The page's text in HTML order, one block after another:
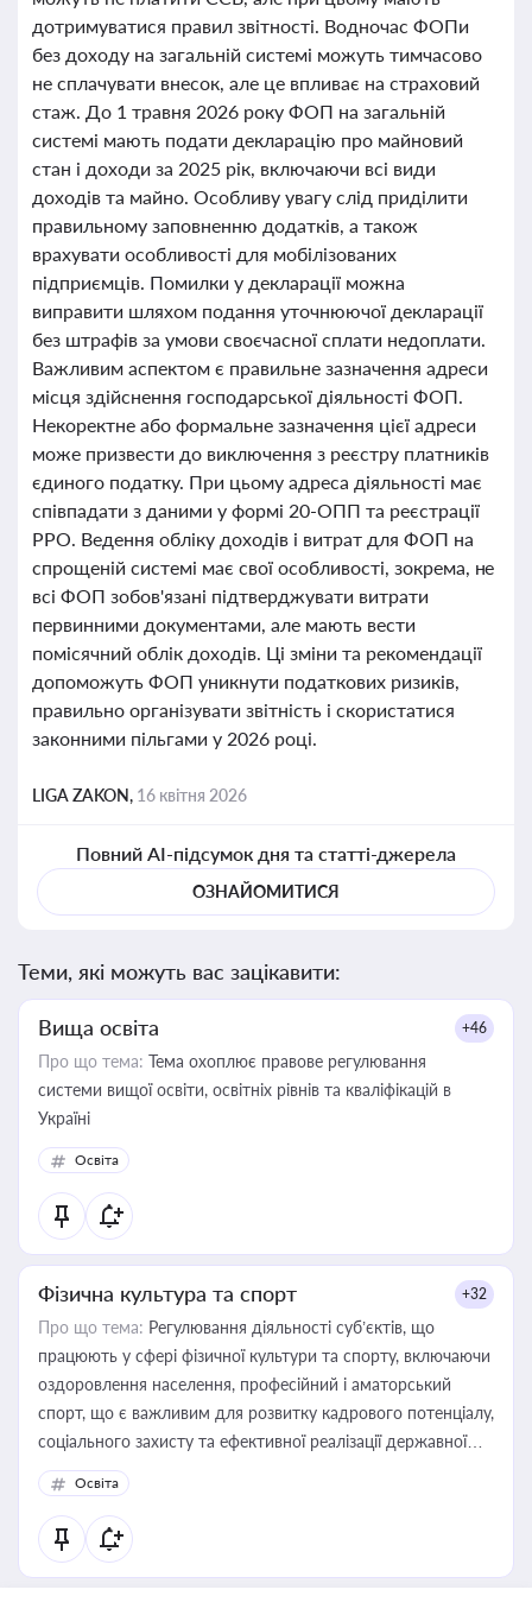
дотримуватися правил звітності. Водночас ФОПи
без доходу на загальній системі можуть тимчасово
не сплачувати внесок, але це впливає на страховий
стаж. До 1 травня 2026 року ФОП на загальній
системі мають подати декларацію про майновий
стан і доходи за 2025 рік, включаючи всі види
доходів та майно. Особливу увагу слід приділити
правильному заповненню додатків, а також
врахувати особливості для мобілізованих
підприємців. Помилки у декларації можна
виправити шляхом подання уточнюючої декларації
без штрафів за умови своєчасної сплати недоплати.
Важливим аспектом є правильне зазначення адреси
місця здійснення господарської діяльності ФОП.
Некоректне або формальне зазначення цієї адреси
може призвести до виключення з реєстру платників
єдиного податку. При цьому адреса діяльності має
співпадати з даними у формі 20-ОПП та реєстрації
РРО. Ведення обліку доходів і витрат для ФОП на
спрощеній системі має свої особливості, зокрема, не
всі ФОП зобов'язані підтверджувати витрати
первинними документами, але мають вести
помісячний облік доходів. Ці зміни та рекомендації
допоможуть ФОП уникнути податкових ризиків,
правильно організувати звітність і скористатися
законними пільгами у 2026 році.
LIGA ZAKON, 16 квітня 2026
Повний AI-підсумок дня та статті-джерела
ОЗНАЙОМИТИСЯ
Теми, які можуть вас зацікавити:
Вища освіта +46
Про що тема: Тема охоплює правове регулювання
системи вищої освіти, освітніх рівнів та кваліфікацій в
Україні
Освіта
Фізична культура та спорт +32
Про що тема: Регулювання діяльності суб’єктів, що
працюють у сфері фізичної культури та спорту, включаючи
оздоровлення населення, професійний і аматорський
спорт, що є важливим для розвитку кадрового потенціалу,
соціального захисту та ефективної реалізації державної
політики у цій галузі
Освіта